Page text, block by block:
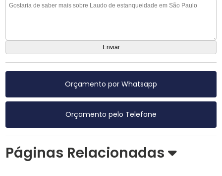
Orçamento por Whatsapp
Orçamento pelo Telefone
Páginas Relacionadas